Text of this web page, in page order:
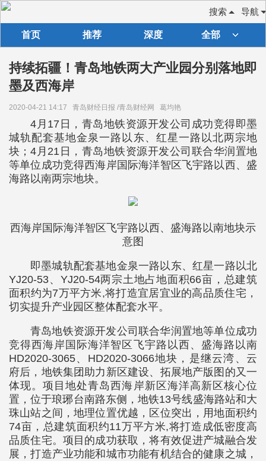
导航
搜索
首页 推荐 深度 全部
持续拓疆！青岛地铁两大产业园分别落地即
墨及西海岸
2020-04-21 14:17 青岛财经日报 /青岛财经网 葛均艳
4月17日，青岛地铁资源开发公司成功竞得即墨
城轨配套基地金泉一路以东、红星一路以北两宗地
块；4月21日，青岛地铁资源开发公司联合华润置地
等单位成功竞得西海岸国际海洋智区飞宇路以西、盛
海路以南两宗地块。
西海岸国际海洋智区飞宇路以西、盛海路以南地块示
意图
即墨城轨配套基地金泉一路以东、红星一路以北
YJ20-53、YJ20-54两宗土地占地面积66亩，总建筑
面积约为7万平方米,将打造宜居宜业的高品质住宅，
切实提升产业园区整体配套水平。
青岛地铁资源开发公司联合华润置地等单位成功
竞得西海岸国际海洋智区飞宇路以西、盛海路以南
HD2020-3065、HD2020-3066地块，是继云湾、云
府后，地铁集团助力新区建设、拓展地产版图的又一
体现。项目地处青岛西海岸新区海洋高新区核心位
置，位于琅琊台南路东侧，地铁13号线盛海路站和大
珠山站之间，地理位置优越，区位突出，用地面积约
74亩，总建筑面积约11万平方米,将打造成低密度高
品质住宅。项目的成功获取，将有效促进产城融合发
展，打造产业功能和城市功能有机结合的健康之城，